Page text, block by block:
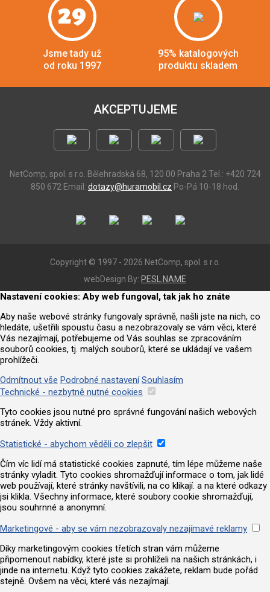
29
Jsme tady už
od roku 1997
95% katalogových
produktu skladem
AKCEPTUJEME
NetComp, spol. s r.o. Bělehradská 68, 120 00 Praha 2 Tel.: +420 724
850 672 Email: dotazy@huramobil.cz Po-Pá 10-18 hod.
Copyright © 1997 - 2026 NetComp, spol. s r.o.
webDesign By: PESL.NAME
Nastavení cookies: Aby web fungoval, tak jak ho znáte
Aby naše webové stránky fungovaly správně, našli jste na nich, co
hledáte, ušetřili spoustu času a nezobrazovaly se vám věci, které
Vás nezajímají, potřebujeme od Vás souhlas se zpracováním
souborů cookies, tj. malých souborů, které se ukládají ve vašem
prohlížeči.
Odmítnout vše Podrobné nastavení Souhlasím
Technické - nezbytně nutné cookies
Tyto cookies jsou nutné pro správné fungování našich webových
stránek. Vždy aktivní.
Statistické - abychom věděli co zlepšit
Čím víc lidí má statistické cookies zapnuté, tím lépe můžeme naše
stránky vyladit. Tyto cookies shromažďují informace o tom, jak lidé
web používají, které stránky navštívili, na co klikají. a na které odkazy
jsi klikla. Všechny informace, které soubory cookie shromažďují,
jsou souhrnné a anonymní.
Marketingové - aby se vám nezobrazovaly nezajímavé reklamy
Díky marketingovým cookies třetích stran vám můžeme
připomenout nabídky, které jste si prohlíželi na našich stránkách, i
jinde na internetu. Když tyto cookies zakážete, reklam bude pořád
stejně. Ovšem na věci, které vás nezajímají.